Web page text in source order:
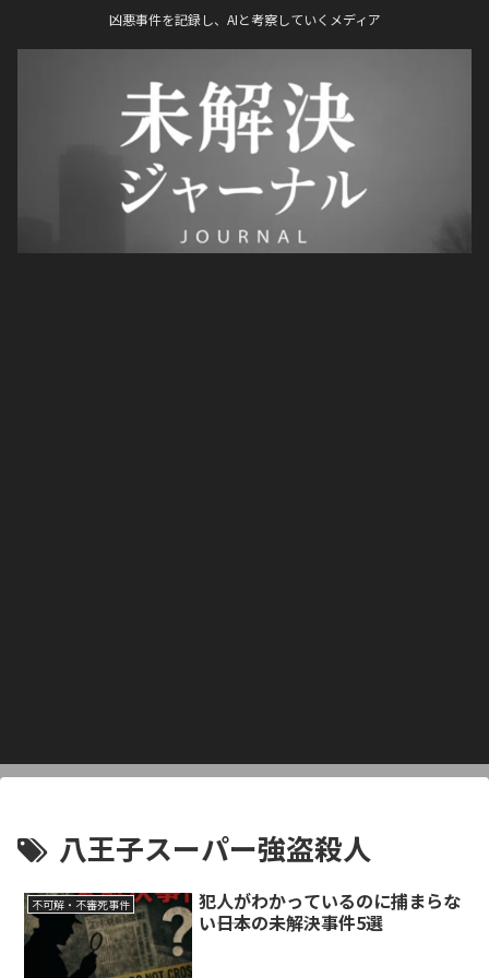
凶悪事件を記録し、AIと考察していくメディア
八王子スーパー強盗殺人
不可解・不審死事件
犯人がわかっているのに捕まらな
い――日本の未解決事件5選